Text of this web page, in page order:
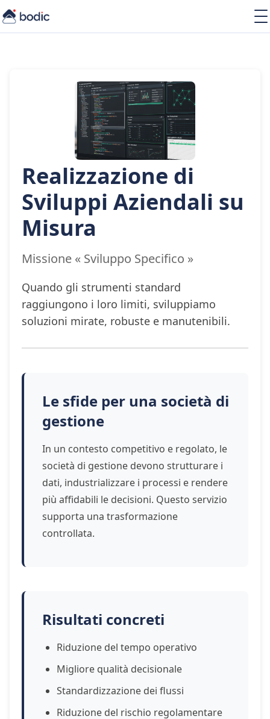
Chi siamo
Risorse
IT
Realizzazione di
Sviluppi Aziendali su
Misura
Missione « Sviluppo Specifico »
Quando gli strumenti standard
raggiungono i loro limiti, sviluppiamo
soluzioni mirate, robuste e manutenibili.
Le sfide per una società di
gestione
In un contesto competitivo e regolato, le
società di gestione devono strutturare i
dati, industrializzare i processi e rendere
più affidabili le decisioni. Questo servizio
supporta una trasformazione
controllata.
Risultati concreti
Riduzione del tempo operativo
Migliore qualità decisionale
Standardizzazione dei flussi
Riduzione del rischio regolamentare